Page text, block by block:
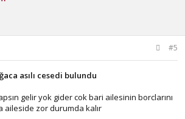
#5
asılı cesedi bulundu
gelir yok gider cok bari ailesinin borclarını
aileside zor durumda kalır